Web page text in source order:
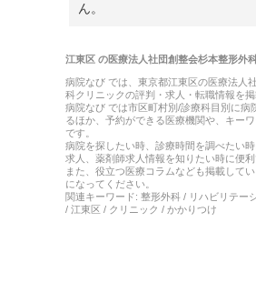
ん。
江東区の医療法人社団創整会杉本整形外
病院なび では、 東京都江東区の医療法人
科クリニックの評判・求人・転職情報を掲
病院なび では市区町村別/診療科目別に病
るほか、予約ができる医療機関や、キー
です。
病院を探したい時、診療時間を調べたい
求人、薬剤師求人情報を知りたい時に便利
また、役立つ医療コラムなども掲載して
になってください。
関連キーワード: 整形外科 / リハビリテー
/ 江東区 / クリニック / かかりつけ